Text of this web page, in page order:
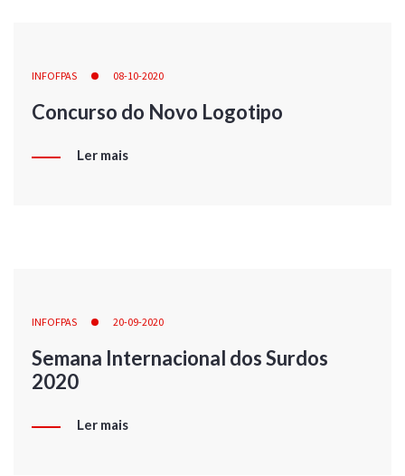
INFOFPAS 08-10-2020
Concurso do Novo Logotipo
Ler mais
INFOFPAS 20-09-2020
Semana Internacional dos Surdos
2020
Ler mais